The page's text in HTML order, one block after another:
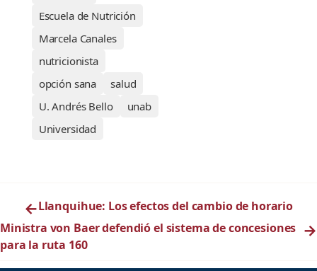
Escuela de Nutrición
Marcela Canales
nutricionista
opción sana
salud
U. Andrés Bello
unab
Universidad
←Llanquihue: Los efectos del cambio de horario
Ministra von Baer defendió el sistema de concesiones
para la ruta 160
→